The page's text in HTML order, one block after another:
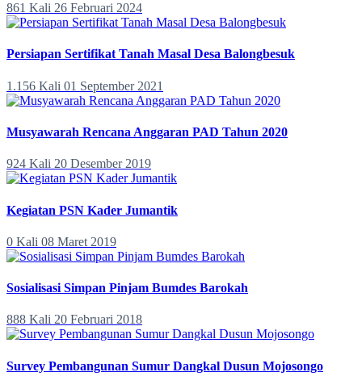
861 Kali 26 Februari 2024
Persiapan Sertifikat Tanah Masal Desa Balongbesuk
1.156 Kali 01 September 2021
Musyawarah Rencana Anggaran PAD Tahun 2020
924 Kali 20 Desember 2019
Kegiatan PSN Kader Jumantik
0 Kali 08 Maret 2019
Sosialisasi Simpan Pinjam Bumdes Barokah
888 Kali 20 Februari 2018
Survey Pembangunan Sumur Dangkal Dusun Mojosongo